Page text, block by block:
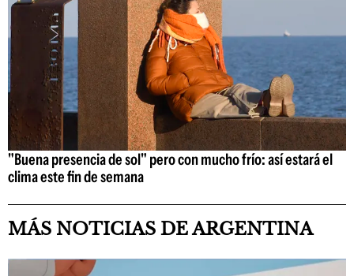
"Buena presencia de sol" pero con mucho frío: así estará el
clima este fin de semana
MÁS NOTICIAS DE ARGENTINA